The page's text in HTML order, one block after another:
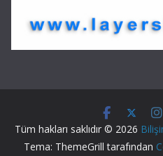
Tüm hakları saklıdır © 2026
Tema: ThemeGrill tarafından